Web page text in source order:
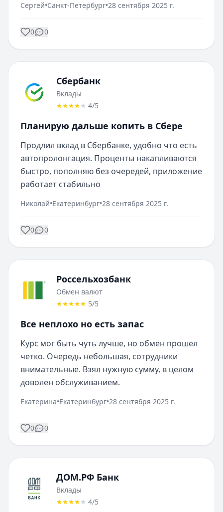
Сергей•Санкт-Петербург•28 сентября 2025 г.
0 0
Сбербанк
Вклады
4/5
Планирую дальше копить в Сбере
Продлил вклад в Сбербанке, удобно что есть
автопролонгация. Проценты накапливаются
быстро, пополняю без очередей, приложение
работает стабильно
Николай•Екатеринбург•28 сентября 2025 г.
0 0
Россельхозбанк
Обмен валют
5/5
Все неплохо но есть запас
Курс мог быть чуть лучше, но обмен прошел
четко. Очередь небольшая, сотрудники
внимательные. Взял нужную сумму, в целом
доволен обслуживанием.
Екатерина•Екатеринбург•28 сентября 2025 г.
0 0
ДОМ.РФ Банк
Вклады
4/5